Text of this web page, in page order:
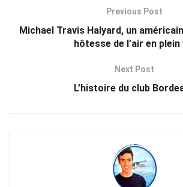
Previous Post
Michael Travis Halyard, un
hôtesse de l’air en plein
Next Post
L’histoire du club